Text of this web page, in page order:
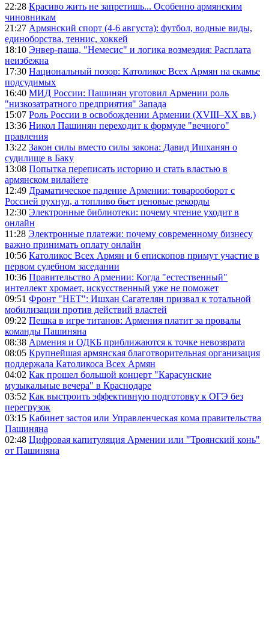
22:28 Красиво жить не запретишь... Особенно армянским
чиновникам
21:27 Армянский спорт (4-6 августа): футбол, водные виды,
единоборства, теннис, хоккей
18:10 Энвер-паша, "Немесис" и логика возмездия: Расплата
неизбежна
17:30 Национальный позор: Католикос Всех Армян на скамье
подсудимых
16:40 МИД России: Пашинян уготовил Армении роль
"низкозатратного предприятия" Запада
15:07 Роль России в освобождении Армении (XVIII–XX вв.)
13:36 Никол Пашинян переходит к формуле "вечного"
правления
13:22 Закон силы вместо силы закона: Давид Ишханян о
судилище в Баку
13:08 Попытка переписать историю и стать властью в
армянском вилайете
12:49 Драматическое падение Армении: товарооборот с
Россией рухнул, а топливо бьет ценовые рекорды
12:30 Электронные библиотеки: почему чтение уходит в
онлайн
11:28 Электронные платежи: почему современному бизнесу
важно принимать оплату онлайн
10:56 Католикос Всех Армян и 6 епископов примут участие в
первом судебном заседании
10:36 Правительство Армении: Когда "естественный"
интеллект хромает, искусственный уже не поможет
09:51 Фронт "НЕТ": Ишхан Сагателян призвал к тотальной
мобилизации против действий властей
09:22 Пешка в игре титанов: Армения платит за провалы
команды Пашиняна
08:38 Армения и ОДКБ приближаются к точке невозврата
08:05 Крупнейшая армянская благотворительная организация
поддержала Католикоса Всех Армян
04:02 Как прошел большой концерт "Карасунские
музыкальные вечера" в Краснодаре
03:52 Как выстроить эффективную подготовку к ОГЭ без
перегрузок
03:15 Кабинет застоя или Управленческая кома правительства
Пашиняна
02:48 Цифровая капитуляция Армении или "Троянский конь"
от Пашиняна